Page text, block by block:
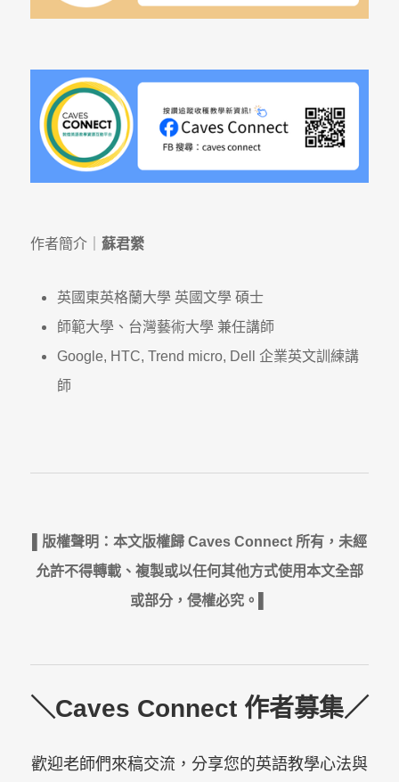
作者簡介｜ 蘇君縈
英國東英格蘭大學 英國文學 碩士
師範大學、台灣藝術大學 兼任講師
Google, HTC, Trend micro, Dell 企業英文訓練講
師
▌版權聲明：本文版權歸 Caves Connect 所有，未經
允許不得轉載、複製或以任何其他方式使用本文全部
或部分，侵權必究。▌
＼Caves Connect 作者募集／
歡迎老師們來稿交流，分享您的英語教學心法與